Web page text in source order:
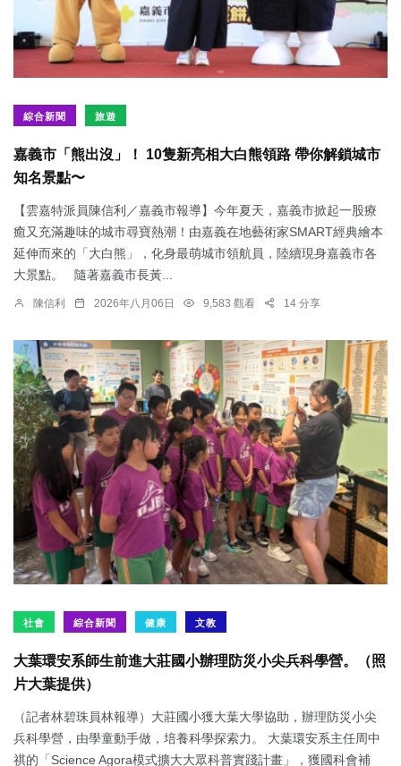
綜合新聞 旅遊
嘉義市「熊出沒」！ 10隻新亮相大白熊領路 帶你解鎖城市
知名景點〜
【雲嘉特派員陳信利／嘉義市報導】今年夏天，嘉義市掀起一股療
癒又充滿趣味的城市尋寶熱潮！由嘉義在地藝術家SMART經典繪本
延伸而來的「大白熊」，化身最萌城市領航員，陸續現身嘉義市各
大景點。 隨著嘉義市長黃...
陳信利 2026年八月06日 9,583 觀看 14 分享
社會 綜合新聞 健康 文教
大葉環安系師生前進大莊國小辦理防災小尖兵科學營。（照
片大葉提供）
（記者林碧珠員林報導）大莊國小獲大葉大學協助，辦理防災小尖
兵科學營，由學童動手做，培養科學探索力。 大葉環安系主任周中
祺的「Science Agora模式擴大大眾科普實踐計畫」，獲國科會補